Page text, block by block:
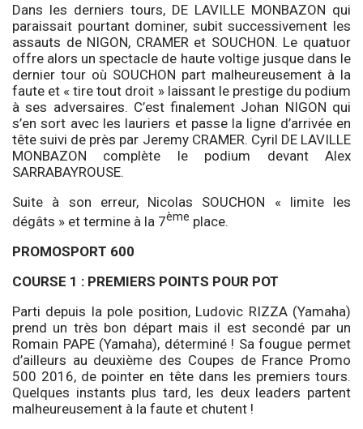
Dans les derniers tours, DE LAVILLE MONBAZON qui
paraissait pourtant dominer, subit successivement les
assauts de NIGON, CRAMER et SOUCHON. Le quatuor
offre alors un spectacle de haute voltige jusque dans le
dernier tour où SOUCHON part malheureusement à la
faute et « tire tout droit » laissant le prestige du podium
à ses adversaires. C’est finalement Johan NIGON qui
s’en sort avec les lauriers et passe la ligne d’arrivée en
tête suivi de près par Jeremy CRAMER. Cyril DE LAVILLE
MONBAZON complète le podium devant Alex
SARRABAYROUSE.
Suite à son erreur, Nicolas SOUCHON « limite les
dégâts » et termine à la 7ème place.
PROMOSPORT 600
COURSE 1 : PREMIERS POINTS POUR POT
Parti depuis la pole position, Ludovic RIZZA (Yamaha)
prend un très bon départ mais il est secondé par un
Romain PAPE (Yamaha), déterminé ! Sa fougue permet
d’ailleurs au deuxième des Coupes de France Promo
500 2016, de pointer en tête dans les premiers tours.
Quelques instants plus tard, les deux leaders partent
malheureusement à la faute et chutent !